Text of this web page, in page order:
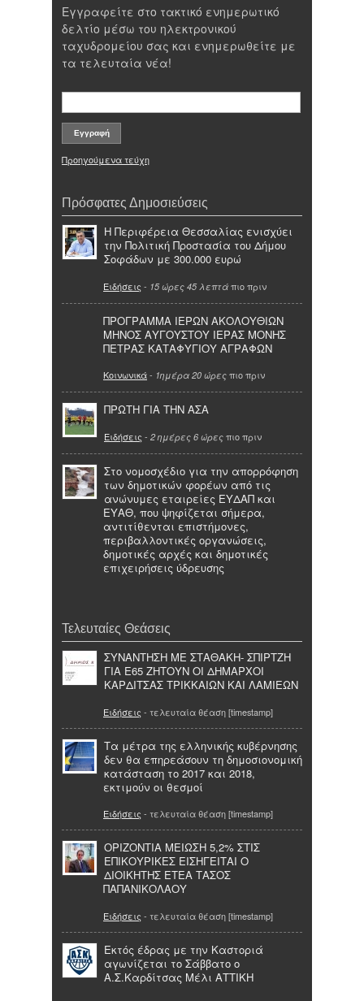
Εγγραφείτε στο τακτικό ενημερωτικό
δελτίο μέσω του ηλεκτρονικού
ταχυδρομείου σας και ενημερωθείτε με
τα τελευταία νέα!
Προηγούμενα τεύχη
Πρόσφατες Δημοσιεύσεις
Η Περιφέρεια Θεσσαλίας ενισχύει
την Πολιτική Προστασία του Δήμου
Σοφάδων με 300.000 ευρώ
Ειδήσεις - 15 ώρες 45 λεπτά πιο πριν
ΠΡΟΓΡΑΜΜΑ ΙΕΡΩΝ ΑΚΟΛΟΥΘΙΩΝ
ΜΗΝΟΣ ΑΥΓΟΥΣΤΟΥ ΙΕΡΑΣ ΜΟΝΗΣ
ΠΕΤΡΑΣ ΚΑΤΑΦΥΓΙΟΥ ΑΓΡΑΦΩΝ
Κοινωνικά- 1ημέρα 20 ώρες πιο πριν
ΠΡΩΤΗ ΓΙΑ ΤΗΝ ΑΣΑ
Ειδήσεις - 2 ημέρες 6 ώρες πιο πριν
Στο νομοσχέδιο για την απορρόφηση
των δημοτικών φορέων από τις
ανώνυμες εταιρείες ΕΥΔΑΠ και
ΕΥΑΘ, που ψηφίζεται σήμερα,
αντιτίθενται επιστήμονες,
περιβαλλοντικές οργανώσεις,
δημοτικές αρχές και δημοτικές
επιχειρήσεις ύδρευσης
Τελευταίες Θεάσεις
ΣΥΝΑΝΤΗΣΗ ΜΕ ΣΤΑΘΑΚΗ- ΣΠΙΡΤΖΗ
ΓΙΑ Ε65 ΖΗΤΟΥΝ ΟΙ ΔΗΜΑΡΧΟΙ
ΚΑΡΔΙΤΣΑΣ ΤΡΙΚΚΑΙΩΝ ΚΑΙ ΛΑΜΙΕΩΝ
Ειδήσεις - τελευταία θέαση [timestamp]
Τα μέτρα της ελληνικής κυβέρνησης
δεν θα επηρεάσουν τη δημοσιονομική
κατάσταση το 2017 και 2018,
εκτιμούν οι θεσμοί
Ειδήσεις - τελευταία θέαση [timestamp]
ΟΡΙΖΟΝΤΙΑ ΜΕΙΩΣΗ 5,2% ΣΤΙΣ
ΕΠΙΚΟΥΡΙΚΕΣ ΕΙΣΗΓΕΙΤΑΙ Ο
ΔΙΟΙΚΗΤΗΣ ΕΤΕΑ ΤΑΣΟΣ
ΠΑΠΑΝΙΚΟΛΑΟΥ
Ειδήσεις - τελευταία θέαση [timestamp]
Εκτός έδρας με την Καστοριά
αγωνίζεται το Σάββατο ο
Α.Σ.Καρδίτσας Μέλι ΑΤΤΙΚΗ